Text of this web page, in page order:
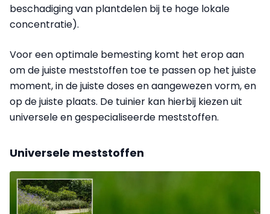
beschadiging van plantdelen bij te hoge lokale
concentratie).
Voor een optimale bemesting komt het erop aan
om de juiste meststoffen toe te passen op het juiste
moment, in de juiste doses en aangewezen vorm, en
op de juiste plaats. De tuinier kan hierbij kiezen uit
universele en gespecialiseerde meststoffen.
Universele meststoffen